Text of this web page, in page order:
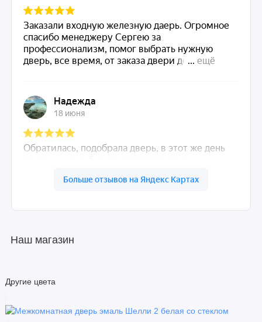
Наш магазин
Другие цвета